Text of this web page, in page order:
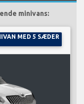
minivans:
MED 5 SÆDER